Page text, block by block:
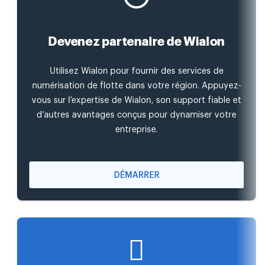
Devenez partenaire de Wialon
Utilisez Wialon pour fournir des services de
numérisation de flotte dans votre région. Appuyez-
vous sur l’expertise de Wialon, son support fiable et
d’autres avantages conçus pour dynamiser votre
entreprise.
DÉMARRER